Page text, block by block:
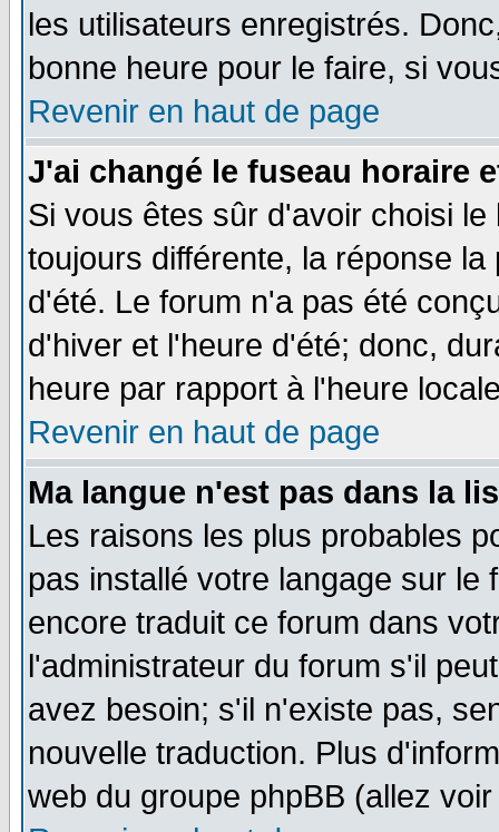
les utilisateurs enregistrés.
bonne heure pour le faire, si
Revenir en haut de page
J'ai changé le fuseau horaire
Si vous êtes sûr d'avoir choisi
toujours différente, la réponse
d'été. Le forum n'a pas été
d'hiver et l'heure d'été; donc,
heure par rapport à l'heure
Revenir en haut de page
Ma langue n'est pas dans la
Les raisons les plus probables
pas installé votre langage sur le
encore traduit ce forum dans
l'administrateur du forum s'il
avez besoin; s'il n'existe pas,
nouvelle traduction. Plus
web du groupe phpBB (allez